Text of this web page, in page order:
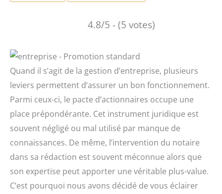
4.8/5 - (5 votes)
Quand il s’agit de la gestion d’entreprise, plusieurs
leviers permettent d’assurer un bon fonctionnement.
Parmi ceux-ci, le pacte d’actionnaires occupe une
place prépondérante. Cet instrument juridique est
souvent négligé ou mal utilisé par manque de
connaissances. De même, l’intervention du notaire
dans sa rédaction est souvent méconnue alors que
son expertise peut apporter une véritable plus-value.
C’est pourquoi nous avons décidé de vous éclairer